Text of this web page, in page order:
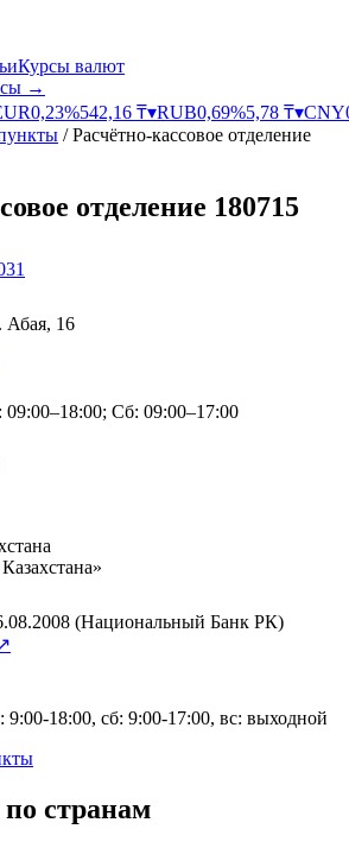
Курсы валют
→
0,23%542,16 ₸▾RUB0,69%5,78 ₸▾CNY
/Расчётно-кассовое отделение
отделение 180715
Абая, 16
Сб: 09:00–17:00
(Национальный Банк РК)
18:00, сб: 9:00-17:00, вс: выходной
странам